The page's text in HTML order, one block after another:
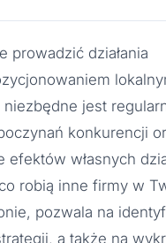
prowadzić działania
niezbędne jest
konkurencji
efektów własnych
robią inne firmy w
pozwala na
a także na